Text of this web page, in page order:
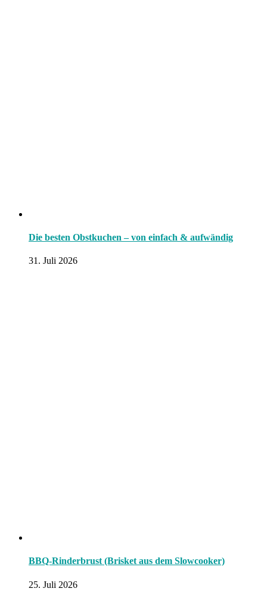
Die besten Obstkuchen – von einfach & aufwändig
31. Juli 2026
BBQ-Rinderbrust (Brisket aus dem Slowcooker)
25. Juli 2026